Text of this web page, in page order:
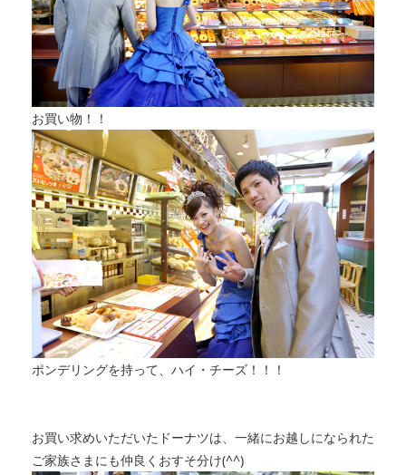
お買い物！！
ポンデリングを持って、ハイ・チーズ！！！
お買い求めいただいたドーナツは、一緒にお越しになられた
ご家族さまにも仲良くおすそ分け(^^)